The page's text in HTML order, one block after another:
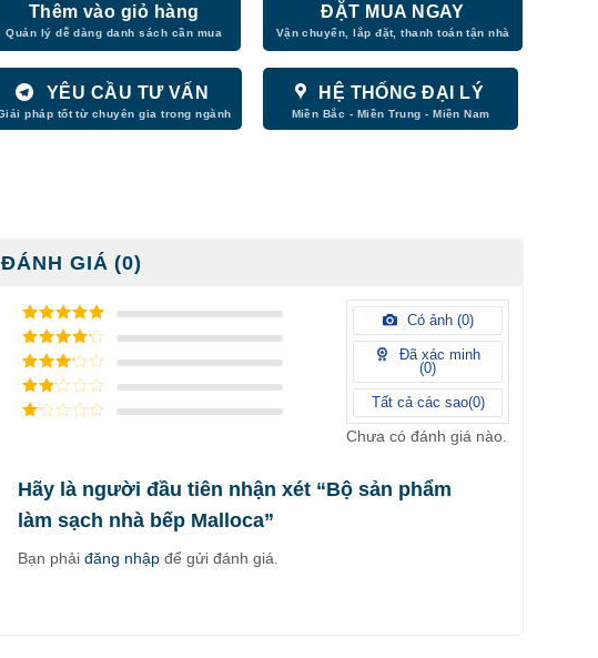
Thêm vào giỏ hàng ĐẶT MUA NGAY
YÊU CẦU TƯ VẤN HỆ THỐNG ĐẠI LÝ
ĐÁNH GIÁ (0)
5/ 5 điểm
4/ 5
điểm
3/ 5
điểm
2/
điểm
Có ảnh (0)
Đã xác minh
(0)
Tất cả các sao(0)
Chưa có đánh giá nào.
Hãy là người đầu tiên nhận xét “Bộ sản phẩm
làm sạch nhà bếp Malloca”
Bạn phảiđăng nhập để gửi đánh giá.